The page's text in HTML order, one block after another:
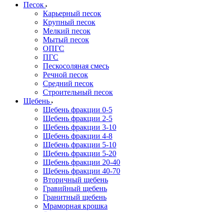
Песок
Карьерный песок
Крупный песок
Мелкий песок
Мытый песок
ОПГС
ПГС
Пескосоляная смесь
Речной песок
Средний песок
Строительный песок
Щебень
Щебень фракции 0-5
Щебень фракции 2-5
Щебень фракции 3-10
Щебень фракции 4-8
Щебень фракции 5-10
Щебень фракции 5-20
Щебень фракции 20-40
Щебень фракции 40-70
Вторичный щебень
Гравийный щебень
Гранитный щебень
Мраморная крошка